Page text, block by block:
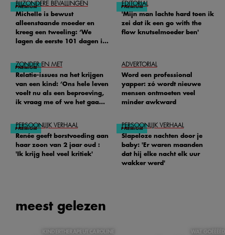
BIJZONDERE BEVALLINGEN
Michelle is bewust
alleenstaande moeder en
kreeg een tweeling: ‘We
lagen de eerste 101 dagen in
EDITORIAL
'Mijn man lachte hard toen ik
zei dat ik een go with the
flow knutselmoeder ben'
ZONDER EN MET
Relatie-issues na het krijgen
van een kind: ‘Ons hele leven
voelt nu als een beproeving,
ik vraag me of we het gaan
ADVERTORIAL
Word een professional
yapper: zó wordt nieuwe
mensen ontmoeten veel
minder awkward
PERSOONLIJK VERHAAL
Renée geeft borstvoeding aan
haar zoon van 2 jaar oud :
'Ik krijg heel veel kritiek'
PERSOONLIJK VERHAAL
Slapeloze nachten door je
baby: 'Er waren maanden
dat hij elke nacht elk uur
wakker werd'
meest gelezen
KINDERTHERAPEUT CAROLINE WAT GOÉÉÉÉD